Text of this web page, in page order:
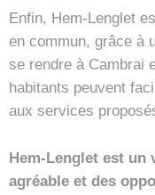
Enfin, Hem-Lenglet
en commun, grâce à
se rendre à Cambrai
habitants peuvent
aux services
Hem-Lenglet est
agréable et des